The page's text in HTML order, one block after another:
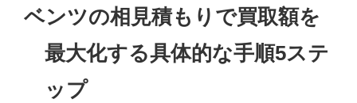
ベンツの相見積もりで買取額を
最大化する具体的な手順5ステ
ップ